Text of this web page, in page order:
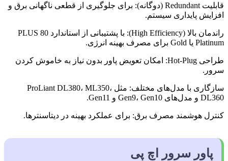
قابلیت Redundant (دوگانه): برای جلوگیری از قطعی ناگهانی برق و
افزایش پایداری سیستم.
راندمان بالا (High Efficiency): با پشتیبانی از استاندارد 80 PLUS
Platinum یا Gold برای مصرف بهینه انرژی.
طراحی Hot-Plug: امکان تعویض پاور بدون نیاز به خاموش کردن
سرور.
سازگاری با مدل‌های مختلف: مثل ProLiant DL380، ML350،
DL360 و مدل‌های Gen9، Gen10 و Gen11.
کنترل هوشمند مصرف برق: برای عملکرد بهینه در دیتاسنترها.
پاور سرور اچ پی